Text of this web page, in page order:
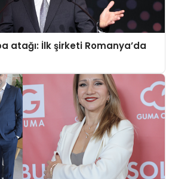
atağı: İlk şirketi Romanya’da